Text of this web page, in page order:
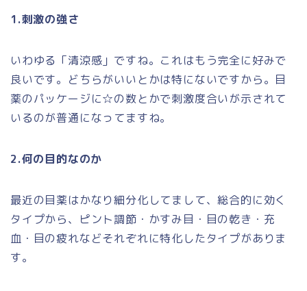
1.刺激の強さ
いわゆる「清涼感」ですね。これはもう完全に好みで
良いです。どちらがいいとかは特にないですから。目
薬のパッケージに☆の数とかで刺激度合いが示されて
いるのが普通になってますね。
2.何の目的なのか
最近の目薬はかなり細分化してまして、総合的に効く
タイプから、ピント調節・かすみ目・目の乾き・充
血・目の疲れなどそれぞれに特化したタイプがありま
す。